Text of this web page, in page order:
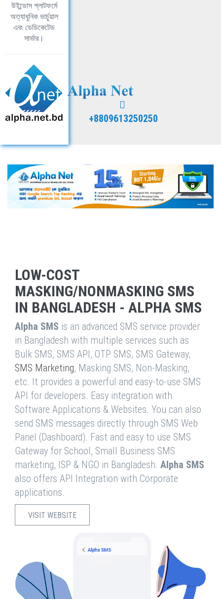
উইন্ডোস প্লাটফর্মে
অত্যাধুনিক ভার্চুয়াল
এবং ডেডিকেটেড
সার্ভার।
+8809613250250
LOW-COST
MASKING/NONMASKING SMS
IN BANGLADESH - ALPHA SMS
Alpha SMS is an advanced SMS service provider
in Bangladesh with multiple services such as
Bulk SMS, SMS API, OTP SMS, SMS Gateway,
SMS Marketing, Masking SMS, Non-Masking,
etc. It provides a powerful and easy-to-use SMS
API for developers. Easy integration with
Software Applications & Websites. You can also
send SMS messages directly through SMS Web
Panel (Dashboard). Fast and easy to use SMS
Gateway for School, Small Business SMS
marketing, ISP & NGO in Bangladesh. Alpha SMS
also offers API Integration with Corporate
applications.
VISIT WEBSITE